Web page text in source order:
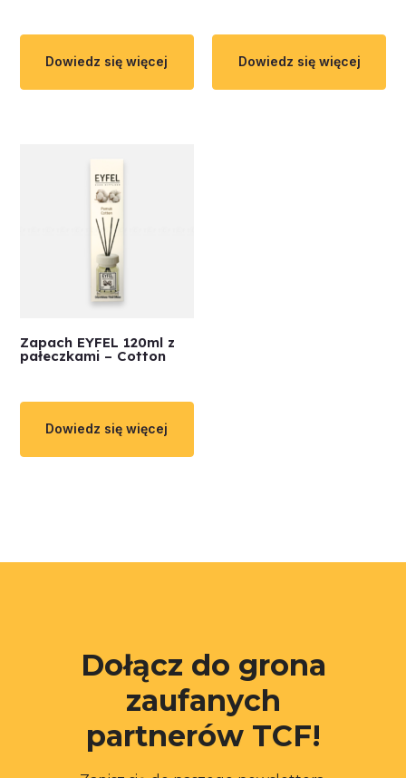
Dowiedz się więcej Dowiedz się więcej
Zapach EYFEL 120ml z
pałeczkami – Cotton
Dowiedz się więcej
Dołącz do grona
zaufanych
partnerów TCF!